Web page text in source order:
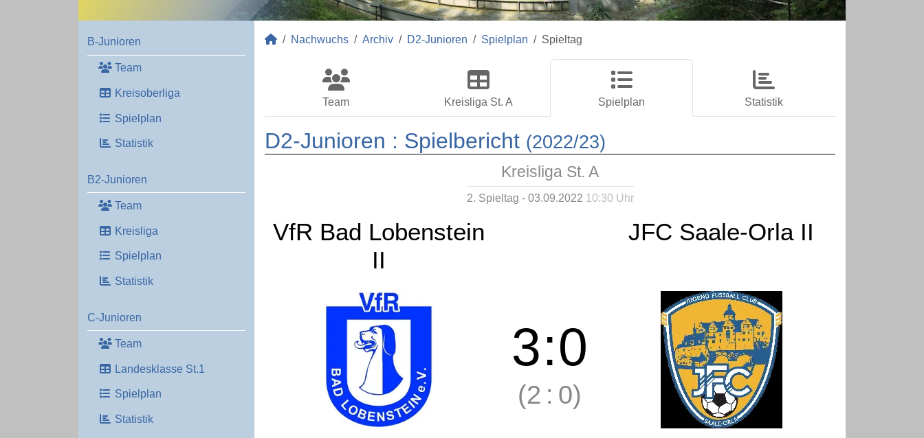
B-Junioren
Team
Kreisoberliga
Spielplan
Statistik
B2-Junioren
Team
Kreisliga
Spielplan
Statistik
C-Junioren
Team
Landesklasse St.1
Spielplan
Statistik
Nachwuchs Archiv D2-Junioren Spielplan Spieltag
Team Kreisliga St. A Spielplan Statistik
D2-Junioren : Spielbericht (2022/23)
Kreisliga St. A
2. Spieltag - 03.09.2022 10:30 Uhr
VfR Bad Lobenstein
II
JFC Saale-Orla II
3:0
(2 : 0)